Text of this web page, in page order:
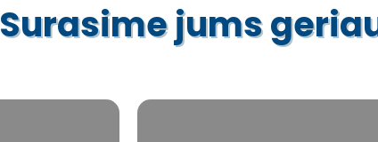
Surasime jums